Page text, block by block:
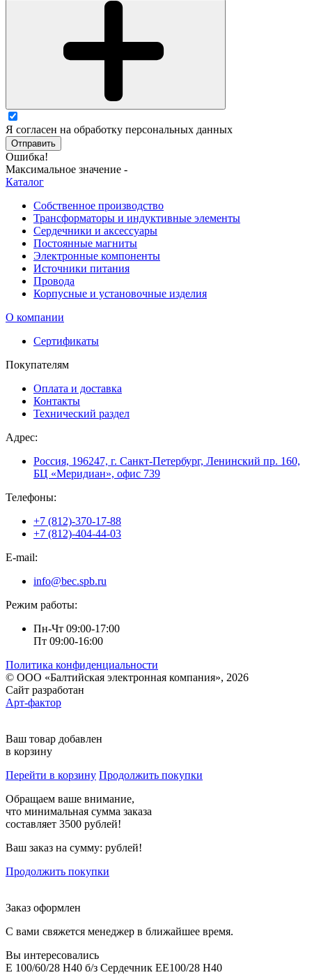
Я согласен на обработку персональных данных
Отправить
Ошибка!
Максимальное значение -
Каталог
Собственное производство
Трансформаторы и индуктивные элементы
Сердечники и аксессуары
Постоянные магниты
Электронные компоненты
Источники питания
Провода
Корпусные и установочные изделия
О компании
Сертификаты
Покупателям
Оплата и доставка
Контакты
Технический раздел
Адрес:
Россия, 196247, г. Санкт-Петербург, Ленинский пр. 160,
БЦ «Меридиан», офис 739
Телефоны:
+7 (812)-370-17-88
+7 (812)-404-44-03
E-mail:
info@bec.spb.ru
Режим работы:
Пн-Чт 09:00-17:00
Пт 09:00-16:00
Политика конфиденциальности
© ООО «Балтийская электронная компания», 2026
Сайт разработан
Арт-фактор
Ваш товар добавлен
в корзину
Перейти в корзину Продолжить покупки
Обращаем ваше внимание,
что минимальная сумма заказа
составляет 3500 рублей!
Ваш заказ на сумму: рублей!
Продолжить покупки
Заказ оформлен
С вами свяжется менеджер в ближайшее время.
Вы интересовались
E 100/60/28 H40 б/з Сердечник EE100/28 H40